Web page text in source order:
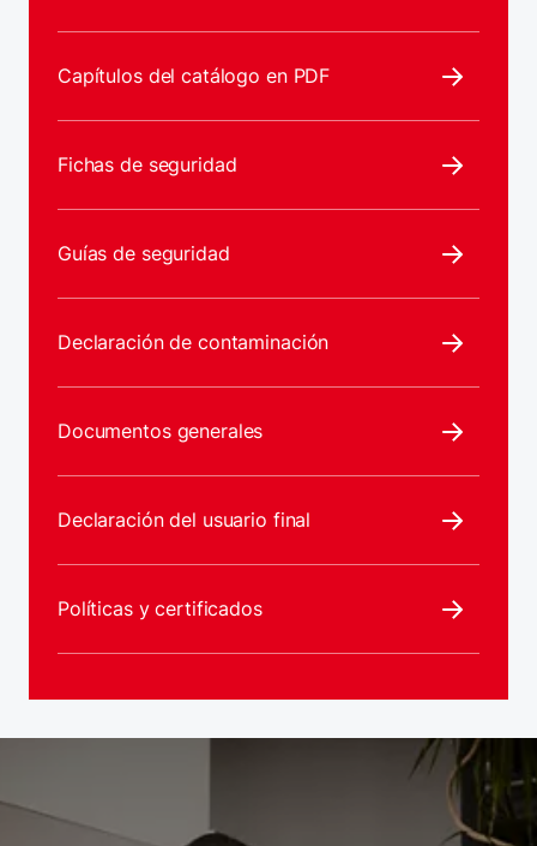
Capítulos del catálogo en PDF
Fichas de seguridad
Guías de seguridad
Declaración de contaminación
Documentos generales
Declaración del usuario final
Políticas y certificados